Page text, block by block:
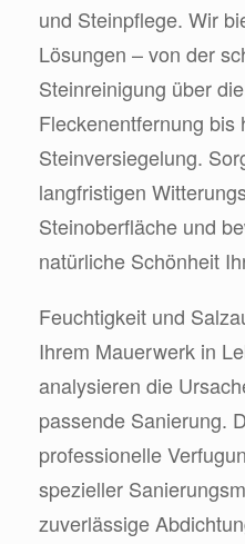
und Steinpflege. Wir
Lösungen – von der
Steinreinigung über
Fleckenentfernung bis
Steinversiegelung.
langfristigen
Steinoberfläche und
natürliche Schönheit
Feuchtigkeit und
Ihrem Mauerwerk in
analysieren die
passende Sanierung.
professionelle
spezieller
zuverlässige